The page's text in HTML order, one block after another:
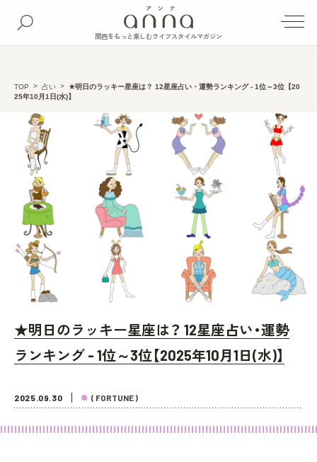
関西をもっと楽しむライフスタイルマガジン
TOP 占い
★明日のラッキー星座は？ 12星座占い・運勢ランキング - 1位～3位【20
25年10月1日(水)】
★明日のラッキー星座は？ 12星座占い・運勢
ランキング - 1位～3位【2025年10月1日(水)】
2025.09.30 ( FORTUNE )